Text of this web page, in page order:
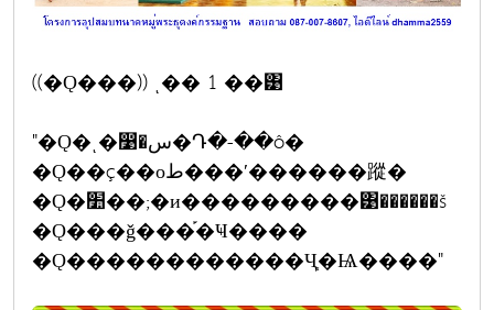
((�Ǫ���)) ͺ�� 1 ��͹
"�Ǫ�ͺ�෹�س�Դ�-��ô�
�Ǫ��ç��оط���ʹ������蹤�
�Ǫ�׺��;�и���������͹������š
�Ǫ���ǧ���֡�Ҹ����
�Ǫ������������Ҷ֧�Ѩ����"